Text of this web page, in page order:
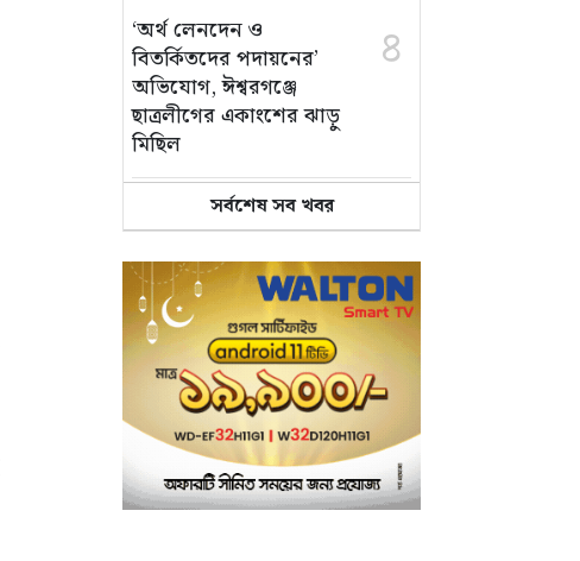
‘অর্থ লেনদেন ও
বিতর্কিতদের পদায়নের’
অভিযোগ, ঈশ্বরগঞ্জে
ছাত্রলীগের একাংশের ঝাড়ু
মিছিল
৪
মানসম্মত শিক্ষা নিশ্চিতে
শ্যামপুরে তৎপর শিক্ষা
অফিসার শাপলা খানম
৫
তাৎক্ষণিক খাদ্য পরীক্ষা
নিশ্চিত করবে ভ্রাম্যমাণ
পরীক্ষাগার: এস এম হুমায়ূন
কবির
৬
বাকৃবিতে মুখোমুখি দুই
আবাসিক হল, ভাঙচুরের
৭
সর্বশেষ সব খবর